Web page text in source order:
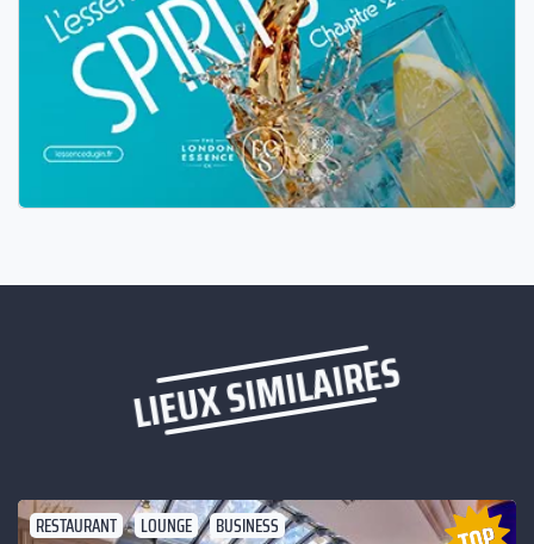
LIEUX SIMILAIRES
RESTAURANT LOUNGE BUSINESS